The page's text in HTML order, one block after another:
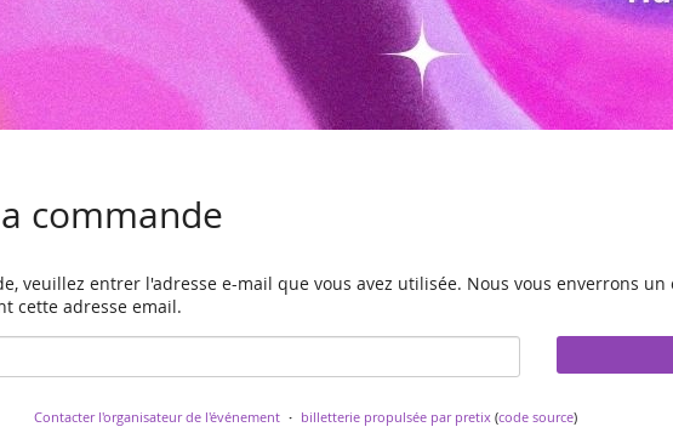
commande
veuillez entrer l'adresse e-mail que vous avez utilisée. Nous vous enverrons
cette adresse email.
Contacter l'organisateur de l'événement billetterie propulsée par pretix(code source)